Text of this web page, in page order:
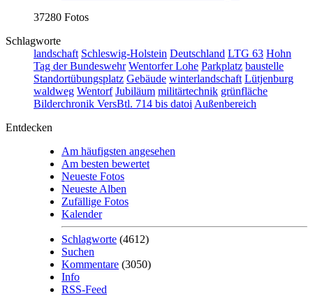
37280 Fotos
Schlagworte
landschaft Schleswig-Holstein Deutschland LTG 63 Hohn
Tag der Bundeswehr Wentorfer Lohe Parkplatz baustelle
Standortübungsplatz Gebäude winterlandschaft Lütjenburg
waldweg Wentorf Jubiläum militärtechnik grünfläche
Bilderchronik VersBtl. 714 bis datoi Außenbereich
Entdecken
Am häufigsten angesehen
Am besten bewertet
Neueste Fotos
Neueste Alben
Zufällige Fotos
Kalender
Schlagworte (4612)
Suchen
Kommentare (3050)
Info
RSS-Feed